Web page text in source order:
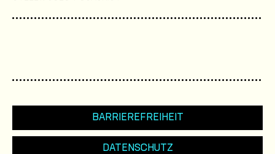
BARRIEREFREIHEIT
DATENSCHUTZ